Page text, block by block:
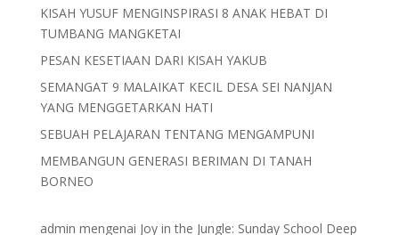
KISAH YUSUF MENGINSPIRASI 8 ANAK HEBAT DI
TUMBANG MANGKETAI
PESAN KESETIAAN DARI KISAH YAKUB
SEMANGAT 9 MALAIKAT KECIL DESA SEI NANJAN
YANG MENGGETARKAN HATI
SEBUAH PELAJARAN TENTANG MENGAMPUNI
MEMBANGUN GENERASI BERIMAN DI TANAH
BORNEO
admin mengenai Joy in the Jungle: Sunday School Deep